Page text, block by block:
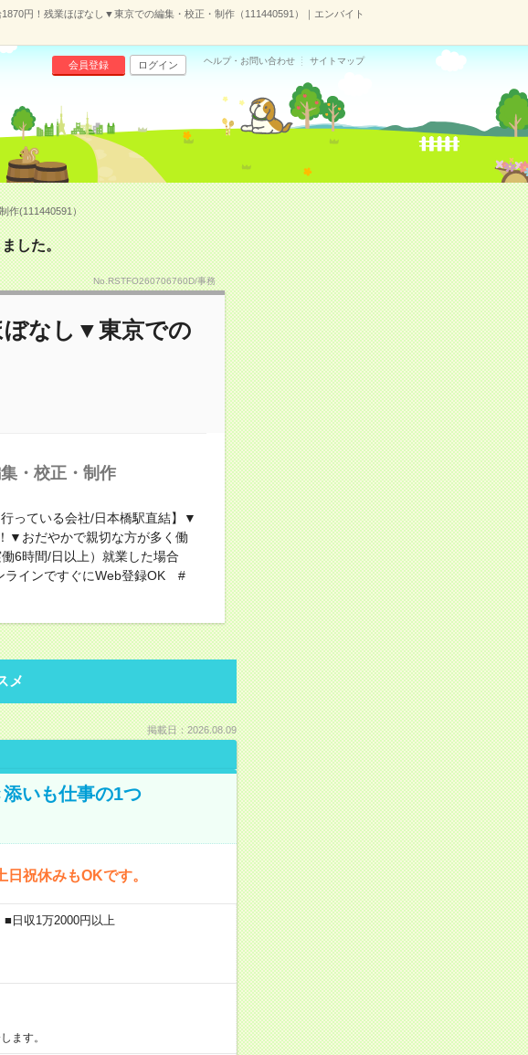
1870円！残業ほぼなし▼東京での編集・校正・制作（111440591）｜エンバイト
会員登録 ログイン ヘルプ・お問い合わせ サイトマップ
作(111440591）
した。
No.RSTFO260706760D/事務
ぼなし▼東京での
・校正・制作
っている会社/日本橋駅直結】▼
▼おだやかで親切な方が多く働
6時間/日以上）就業した場合
ラインですぐにWeb登録OK #
メ
掲載日：2026.08.09
いも仕事の1つ
祝休みもOKです。
収1万2000円以上
ます。